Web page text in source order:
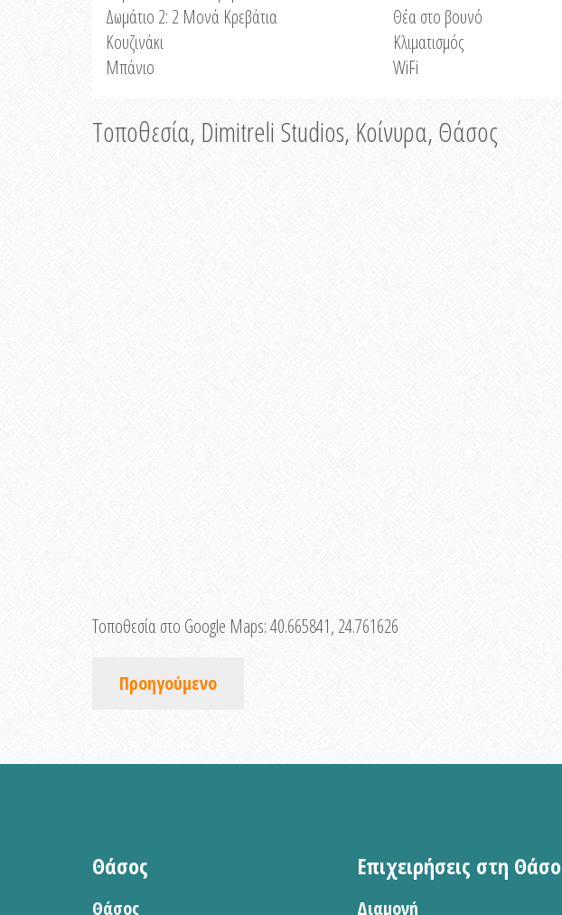
Δωμάτιο 2: 2 Μονά Κρεβάτια
Κουζινάκι
Μπάνιο
Θέα στο βουνό
Κλιματισμός
WiFi
Τοποθεσία, Dimitreli Studios, Κοίνυρα, Θάσος
Τοποθεσία στο Google Maps:40.665841, 24.761626
Προηγούμενο
Θάσος
Θάσος
Επιχειρήσεις στη Θάσο
Διαμονή